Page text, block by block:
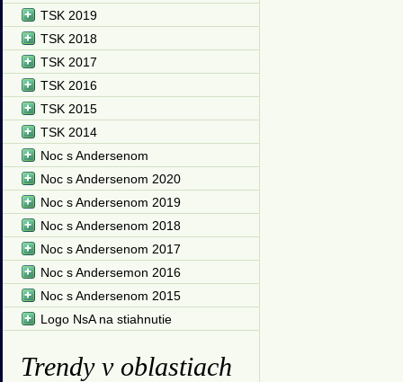
TSK 2019
TSK 2018
TSK 2017
TSK 2016
TSK 2015
TSK 2014
Noc s Andersenom
Noc s Andersenom 2020
Noc s Andersenom 2019
Noc s Andersenom 2018
Noc s Andersenom 2017
Noc s Andersemon 2016
Noc s Andersenom 2015
Logo NsA na stiahnutie
Trendy v oblastiach